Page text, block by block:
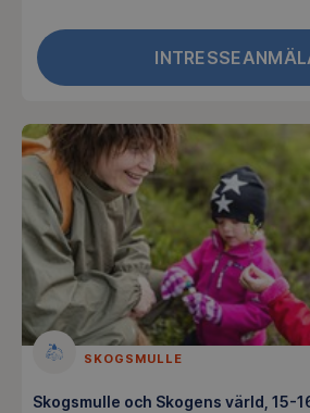
SKOGSMULLE
Skogsmulle och Skogens värld, 15-